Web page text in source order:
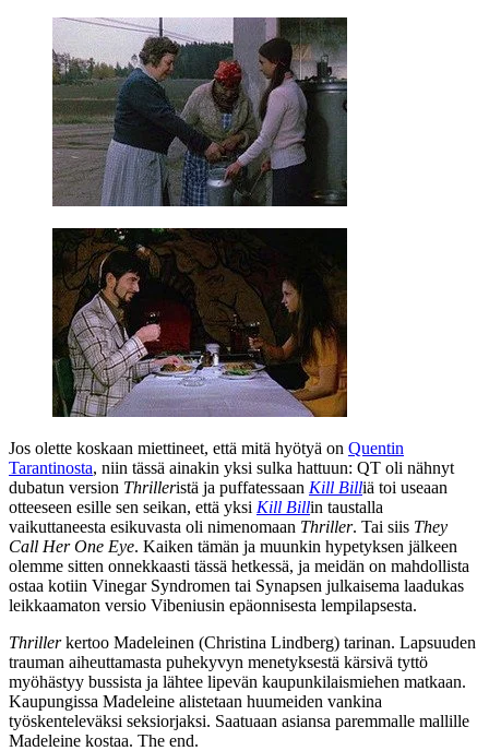
Jos olette koskaan miettineet, että mitä hyötyä on Quentin
Tarantinosta, niin tässä ainakin yksi sulka hattuun: QT oli nähnyt
dubatun version Thrilleristä ja puffatessaan Kill Billiä toi useaan
otteeseen esille sen seikan, että yksi Kill Billin taustalla
vaikuttaneesta esikuvasta oli nimenomaan Thriller. Tai siis They
Call Her One Eye. Kaiken tämän ja muunkin hypetyksen jälkeen
olemme sitten onnekkaasti tässä hetkessä, ja meidän on mahdollista
ostaa kotiin Vinegar Syndromen tai Synapsen julkaisema laadukas
leikkaamaton versio Vibeniusin epäonnisesta lempilapsesta.
Thrillerkertoo Madeleinen (Christina Lindberg) tarinan. Lapsuuden
trauman aiheuttamasta puhekyvyn menetyksestä kärsivä tyttö
myöhästyy bussista ja lähtee lipevän kaupunkilaismiehen matkaan.
Kaupungissa Madeleine alistetaan huumeiden vankina
työskenteleväksi seksiorjaksi. Saatuaan asiansa paremmalle mallille
Madeleine kostaa. The end.